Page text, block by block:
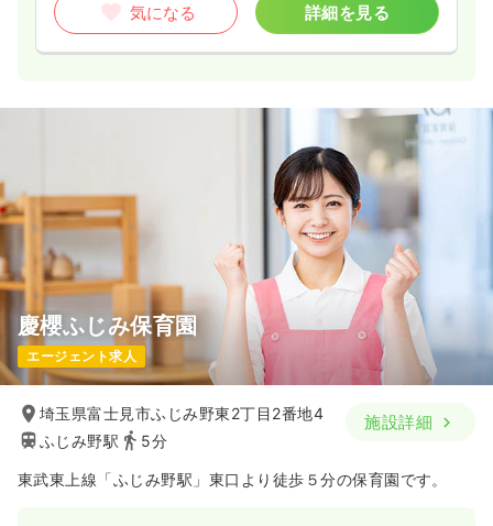
気になる 詳細を見る
慶櫻ふじみ保育園
エージェント求人
埼玉県富士見市ふじみ野東2丁目2番地4
ふじみ野駅
5分
施設詳細
東武東上線「ふじみ野駅」東口より徒歩５分の保育園です。